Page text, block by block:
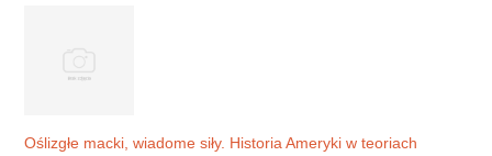
Oślizgłe macki, wiadome siły. Historia Ameryki w teoriach